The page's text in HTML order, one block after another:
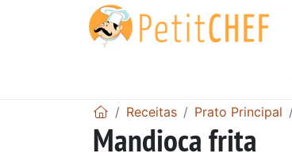
Receitas Prato Principal
Mandioca frita